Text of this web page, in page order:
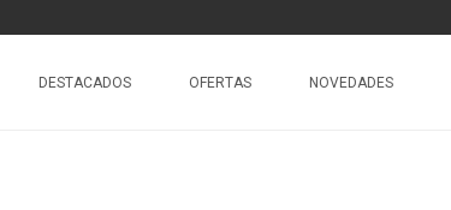
DESTACADOS OFERTAS NOVEDADES